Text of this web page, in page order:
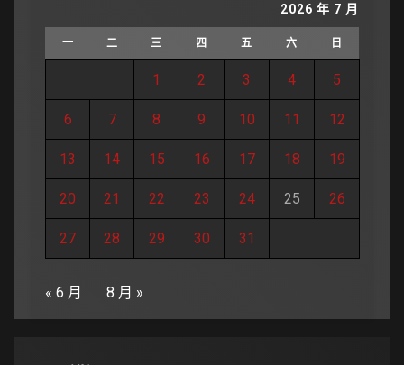
2026 年 7 月
一 二 三 四 五 六 日
1 2 3 4 5
6 7 8 9 10 11 12
13 14 15 16 17 18 19
20 21 22 23 24 25 26
27 28 29 30 31
« 6 月 8 月 »